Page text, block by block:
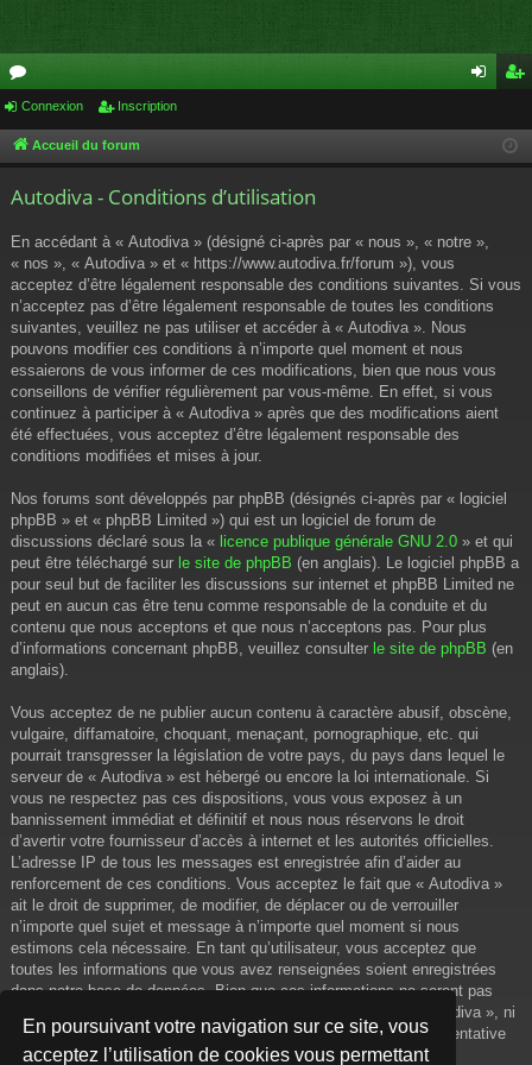
En poursuivant votre navigation sur ce site, vous
acceptez l’utilisation de cookies vous permettant
or
u cri
Connexion Inscription
Accueil du forum
Autodiva - Conditions d’utilisation
En accédant à « Autodiva » (désigné ci-après par « nous », « notre »,
« nos », « Autodiva » et « https://www.autodiva.fr/forum »), vous
acceptez d’être légalement responsable des conditions suivantes. Si vous
n’acceptez pas d’être légalement responsable de toutes les conditions
suivantes, veuillez ne pas utiliser et accéder à « Autodiva ». Nous
pouvons modifier ces conditions à n’importe quel moment et nous
essaierons de vous informer de ces modifications, bien que nous vous
conseillons de vérifier régulièrement par vous-même. En effet, si vous
continuez à participer à « Autodiva » après que des modifications aient
été effectuées, vous acceptez d’être légalement responsable des
conditions modifiées et mises à jour.
Nos forums sont développés par phpBB (désignés ci-après par « logiciel
phpBB » et « phpBB Limited ») qui est un logiciel de forum de
discussions déclaré sous la « licence publique générale GNU 2.0 » et qui
peut être téléchargé sur le site de phpBB (en anglais). Le logiciel phpBB a
pour seul but de faciliter les discussions sur internet et phpBB Limited ne
peut en aucun cas être tenu comme responsable de la conduite et du
contenu que nous acceptons et que nous n’acceptons pas. Pour plus
d’informations concernant phpBB, veuillez consulter le site de phpBB (en
anglais).
Vous acceptez de ne publier aucun contenu à caractère abusif, obscène,
vulgaire, diffamatoire, choquant, menaçant, pornographique, etc. qui
pourrait transgresser la législation de votre pays, du pays dans lequel le
serveur de « Autodiva » est hébergé ou encore la loi internationale. Si
vous ne respectez pas ces dispositions, vous vous exposez à un
bannissement immédiat et définitif et nous nous réservons le droit
d’avertir votre fournisseur d’accès à internet et les autorités officielles.
L’adresse IP de tous les messages est enregistrée afin d’aider au
renforcement de ces conditions. Vous acceptez le fait que « Autodiva »
ait le droit de supprimer, de modifier, de déplacer ou de verrouiller
n’importe quel sujet et message à n’importe quel moment si nous
estimons cela nécessaire. En tant qu’utilisateur, vous acceptez que
toutes les informations que vous avez renseignées soient enregistrées
dans notre base de données. Bien que ces informations ne seront pas
diffusées à une tierce partie sans votre consentement, ni « Autodiva », ni
phpBB, ne pourront être tenus comme responsables en cas de tentative
de piratage informatique visant à compromettre vos données.